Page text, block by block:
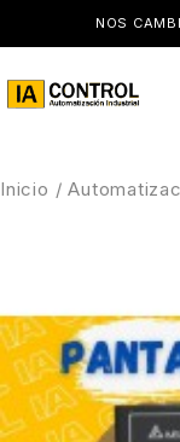
NOS
Inicio /